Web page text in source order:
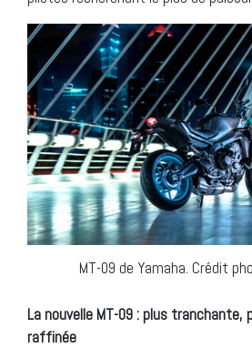
MT-09 de Yamaha. Crédit
La nouvelle MT-09 : plus tranchante,
raffinée